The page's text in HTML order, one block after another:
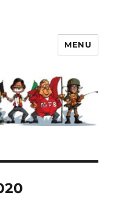
MENU